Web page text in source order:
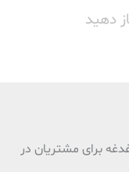
دهید
برای مشتریان در